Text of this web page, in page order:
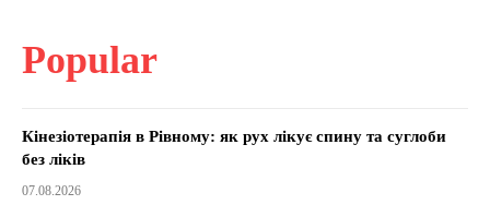
Popular
Кінезіотерапія в Рівному: як рух лікує спину та суглоби
без ліків
07.08.2026